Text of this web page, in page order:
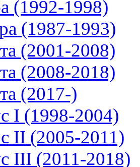
(1992-1998)
(1987-1993)
(2001-2008)
(2008-2018)
(2017-)
I (1998-2004)
II (2005-2011)
III (2011-2018)